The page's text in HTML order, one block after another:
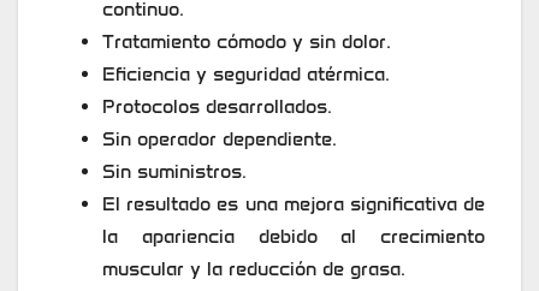
continuo.
Tratamiento cómodo y sin dolor.
Eficiencia y seguridad atérmica.
Protocolos desarrollados.
Sin operador dependiente.
Sin suministros.
El resultado es una mejora significativa de
la apariencia debido al crecimiento
muscular y la reducción de grasa.